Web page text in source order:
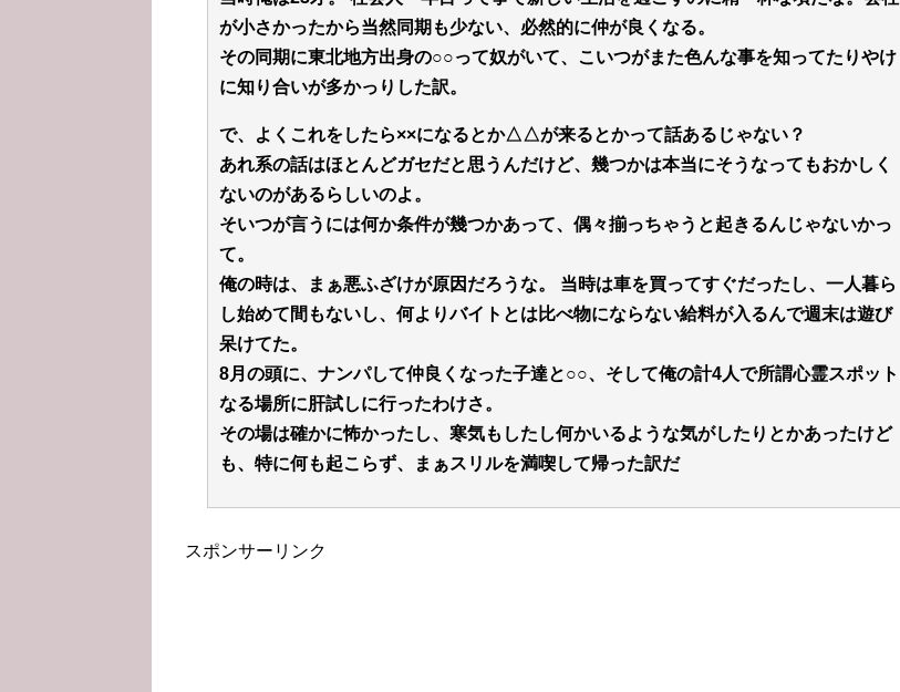
が小さかったから当然同期も少ない、必然的に仲が良くなる。
その同期に東北地方出身の○○って奴がいて、こいつがまた色んな事を知ってたりやけ
に知り合いが多かっりした訳。
で、よくこれをしたら××になるとか△△が来るとかって話あるじゃない？
あれ系の話はほとんどガセだと思うんだけど、幾つかは本当にそうなってもおかしく
ないのがあるらしいのよ。
そいつが言うには何か条件が幾つかあって、偶々揃っちゃうと起きるんじゃないかっ
て。
俺の時は、まぁ悪ふざけが原因だろうな。 当時は車を買ってすぐだったし、一人暮ら
し始めて間もないし、何よりバイトとは比べ物にならない給料が入るんで週末は遊び
呆けてた。
8月の頭に、ナンパして仲良くなった子達と○○、そして俺の計4人で所謂心霊スポット
なる場所に肝試しに行ったわけさ。
その場は確かに怖かったし、寒気もしたし何かいるような気がしたりとかあったけど
も、特に何も起こらず、まぁスリルを満喫して帰った訳だ
スポンサーリンク